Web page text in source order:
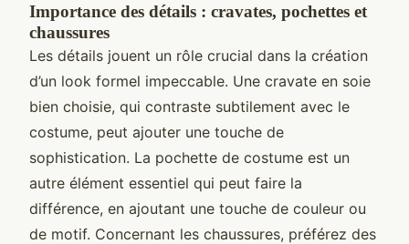
Importance des détails : cravates, pochettes et
chaussures
Les détails jouent un rôle crucial dans la création
d’un look formel impeccable. Une cravate en soie
bien choisie, qui contraste subtilement avec le
costume, peut ajouter une touche de
sophistication. La pochette de costume est un
autre élément essentiel qui peut faire la
différence, en ajoutant une touche de couleur ou
de motif. Concernant les chaussures, préférez des